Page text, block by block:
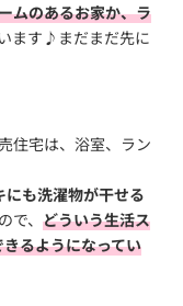
ムのあるお家か、ラ
ます♪まだまだ先に
住宅は、浴室、ラン
も洗濯物が干せる
ので、 どういう生活ス
るようになってい